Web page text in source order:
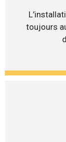
toujours